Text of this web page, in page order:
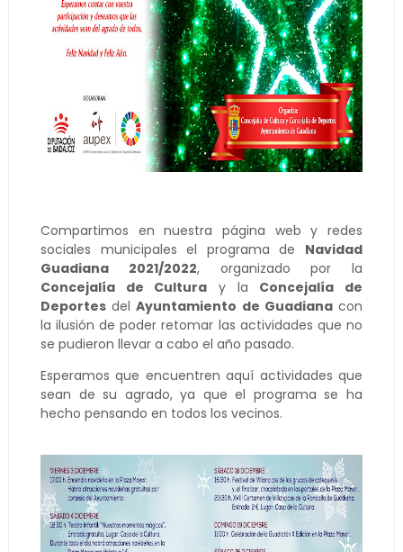
Compartimos en nuestra página web y redes
sociales municipales el programa de Navidad
Guadiana 2021/2022, organizado por la
Concejalía de Cultura y la Concejalía de
DeportesdelAyuntamiento de Guadianacon
la ilusión de poder retomar las actividades que no
se pudieron llevar a cabo el año pasado.
Esperamos que encuentren aquí actividades que
sean de su agrado, ya que el programa se ha
hecho pensando en todos los vecinos.